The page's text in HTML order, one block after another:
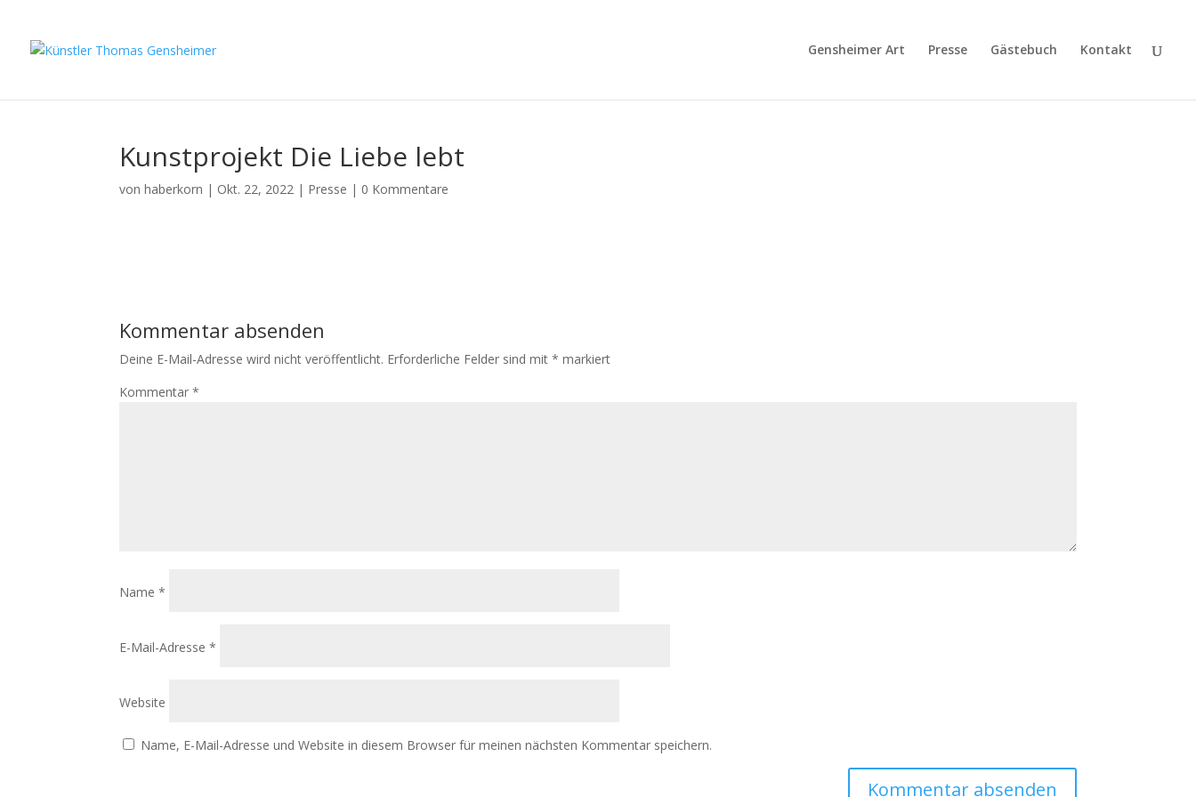
Gensheimer Art Presse Gästebuch Kontakt
Kunstprojekt Die Liebe lebt
vonhaberkorn | Okt. 22, 2022 | Presse | 0 Kommentare
Kommentar absenden
Deine E-Mail-Adresse wird nicht veröffentlicht. Erforderliche Felder sind mit* markiert
Kommentar*
Name*
E-Mail-Adresse*
Website
Name, E-Mail-Adresse und Website in diesem Browser für meinen nächsten Kommentar speichern.